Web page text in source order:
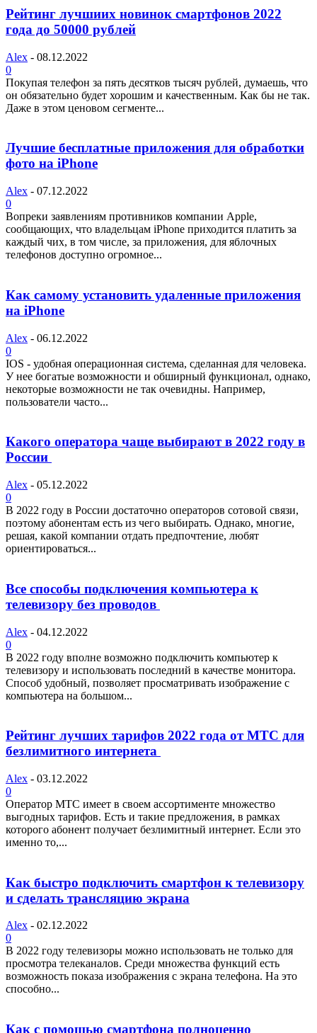
Рейтинг лучшиих новинок смартфонов 2022
года до 50000 рублей
Alex - 08.12.2022
0
Покупая телефон за пять десятков тысяч рублей, думаешь, что
он обязательно будет хорошим и качественным. Как бы не так.
Даже в этом ценовом сегменте...
Лучшие бесплатные приложения для обработки
фото на iPhone
Alex - 07.12.2022
0
Вопреки заявлениям противников компании Apple,
сообщающих, что владельцам iPhone приходится платить за
каждый чих, в том числе, за приложения, для яблочных
телефонов доступно огромное...
Как самому установить удаленные приложения
на iPhone
Alex - 06.12.2022
0
IOS - удобная операционная система, сделанная для человека.
У нее богатые возможности и обширный функционал, однако,
некоторые возможности не так очевидны. Например,
пользователи часто...
Какого оператора чаще выбирают в 2022 году в
России
Alex - 05.12.2022
0
В 2022 году в России достаточно операторов сотовой связи,
поэтому абонентам есть из чего выбирать. Однако, многие,
решая, какой компании отдать предпочтение, любят
ориентироваться...
Все способы подключения компьютера к
телевизору без проводов
Alex - 04.12.2022
0
В 2022 году вполне возможно подключить компьютер к
телевизору и использовать последний в качестве монитора.
Способ удобный, позволяет просматривать изображение с
компьютера на большом...
Рейтинг лучших тарифов 2022 года от МТС для
безлимитного интернета
Alex - 03.12.2022
0
Оператор МТС имеет в своем ассортименте множество
выгодных тарифов. Есть и такие предложения, в рамках
которого абонент получает безлимитный интернет. Если это
именно то,...
Как быстро подключить смартфон к телевизору
и сделать трансляцию экрана
Alex - 02.12.2022
0
В 2022 году телевизоры можно использовать не только для
просмотра телеканалов. Среди множества функций есть
возможность показа изображения с экрана телефона. На это
способно...
Как с помощью смартфона полноценно